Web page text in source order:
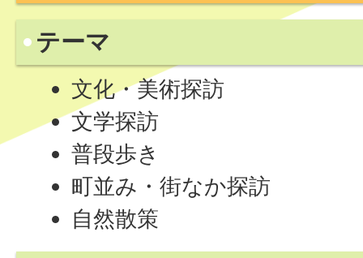
テーマ
文化・美術探訪
文学探訪
普段歩き
町並み・街なか探訪
自然散策